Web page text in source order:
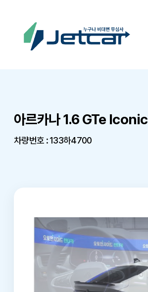
아르카나 1.6 GTe Iconic
차량번호 : 133하4700